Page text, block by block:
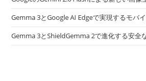
Gemma 3とGoogle AI Edgeで実現するモバ
Gemma 3とShieldGemma 2で進化する安全